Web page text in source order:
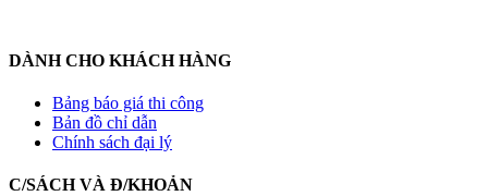
DÀNH CHO KHÁCH HÀNG
Bảng báo giá thi công
Bản đồ chỉ dẫn
Chính sách đại lý
C/SÁCH VÀ Đ/KHOẢN